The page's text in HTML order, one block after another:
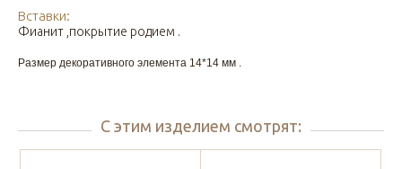
Вставки:
Фианит ,покрытие родием .
Размер декоративного элемента 14*14 мм .
С этим изделием смотрят: